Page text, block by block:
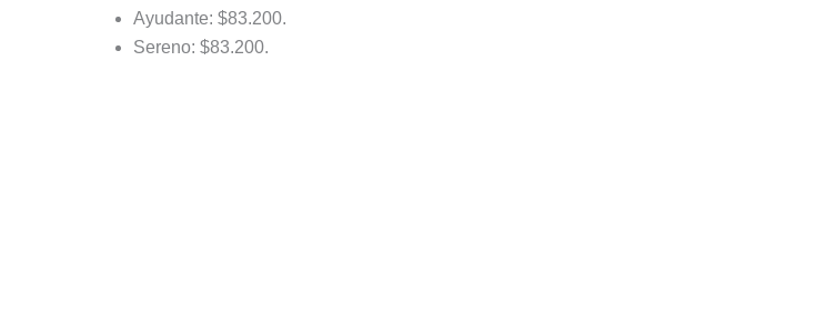
Ayudante: $83.200.
Sereno: $83.200.